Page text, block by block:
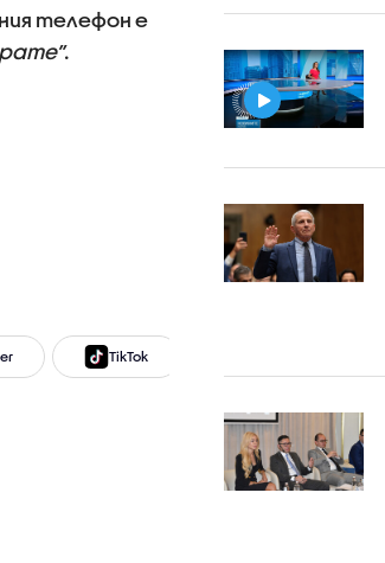
телефон е
.
TikTok